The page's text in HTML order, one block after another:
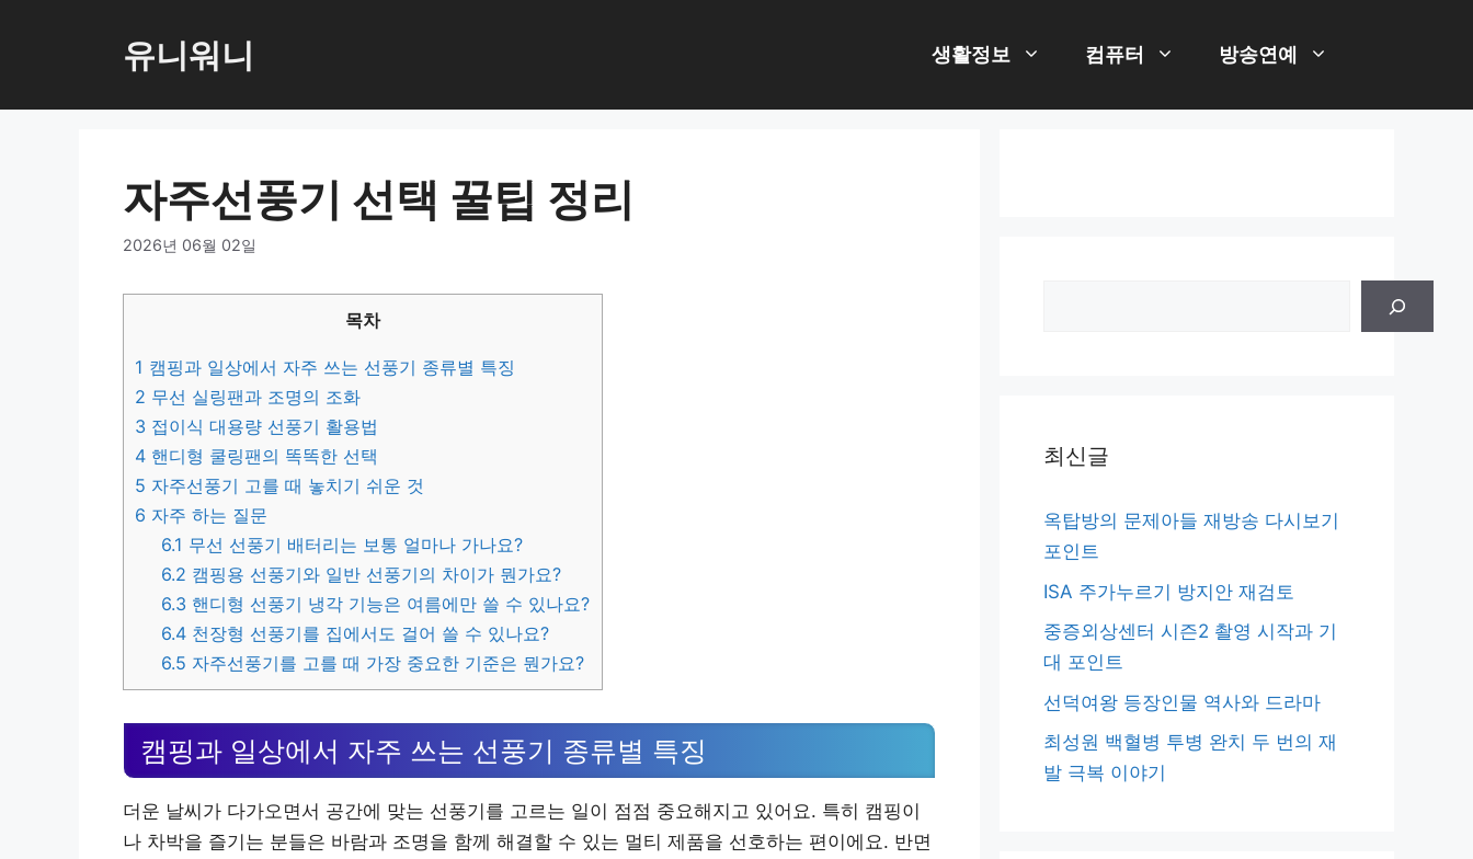
로
유니워니 생활정보 컴퓨터 방송연예
자주선풍기 선택 꿀팁 정리
2026년 06월 02일
목차
1 캠핑과 일상에서 자주 쓰는 선풍기 종류별 특징
2 무선 실링팬과 조명의 조화
3 접이식 대용량 선풍기 활용법
4 핸디형 쿨링팬의 똑똑한 선택
5 자주선풍기 고를 때 놓치기 쉬운 것
6 자주 하는 질문
6.1 무선 선풍기 배터리는 보통 얼마나 가나요?
6.2 캠핑용 선풍기와 일반 선풍기의 차이가 뭔가요?
6.3 핸디형 선풍기 냉각 기능은 여름에만 쓸 수 있나요?
6.4 천장형 선풍기를 집에서도 걸어 쓸 수 있나요?
6.5 자주선풍기를 고를 때 가장 중요한 기준은 뭔가요?
캠핑과 일상에서 자주 쓰는 선풍기 종류별 특징
더운 날씨가 다가오면서 공간에 맞는 선풍기를 고르는 일이 점점 중요해지고 있어요. 특히 캠핑이
나 차박을 즐기는 분들은 바람과 조명을 함께 해결할 수 있는 멀티 제품을 선호하는 편이에요. 반면
최신글
옥탑방의 문제아들 재방송 다시보기
포인트
ISA 주가누르기 방지안 재검토
중증외상센터 시즌2 촬영 시작과 기
대 포인트
선덕여왕 등장인물 역사와 드라마
최성원 백혈병 투병 완치 두 번의 재
발 극복 이야기